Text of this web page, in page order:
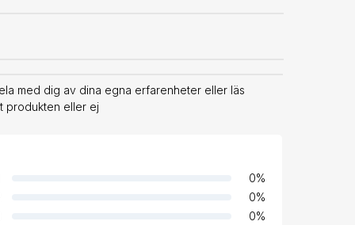
med dig av dina egna erfarenheter eller läs
produkten eller ej
0%
0%
0%